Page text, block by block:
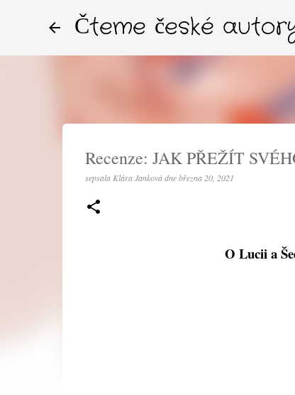
Čteme české
Recenze: JAK PŘEŽÍT
sepsala Klára Janková dnebřezna 20, 2021
O Lucii a